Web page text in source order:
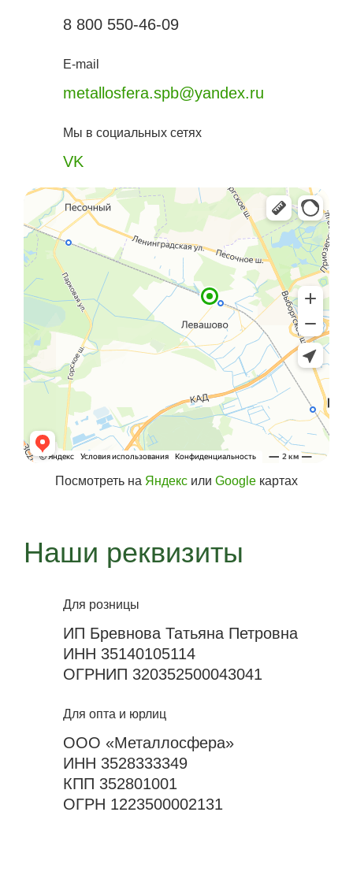
8 800 550-46-09
E-mail
metallosfera.spb@yandex.ru
Мы в социальных сетях
VK
Посмотреть на Яндекс или Google картах
Наши реквизиты
Для розницы
ИП Бревнова Татьяна Петровна
ИНН 35140105114
ОГРНИП 320352500043041
Для опта и юрлиц
ООО «Металлосфера»
ИНН 3528333349
КПП 352801001
ОГРН 1223500002131